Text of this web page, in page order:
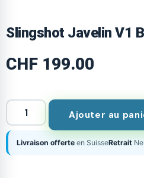
Slingshot Javelin V1
CHF 199.00
Ajouter au
Livraison offerte en SuisseRetrait